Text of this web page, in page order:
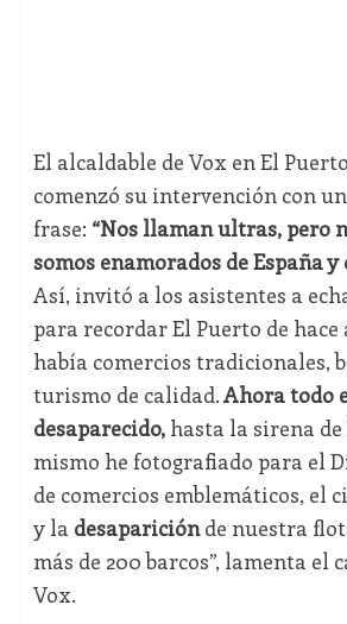
El alcaldable de Vox en El
comenzó su intervención con
frase: “Nos llaman ultras, pero
somos enamorados de España y
Así, invitó a los asistentes a
para recordar El Puerto de hace
había comercios tradicionales,
turismo de calidad.Ahora todo
desaparecido,hasta la sirena de
mismo he fotografiado para el
de comercios emblemáticos, el
y la desapariciónde nuestra
más de 200 barcos”, lamenta el
Vox.